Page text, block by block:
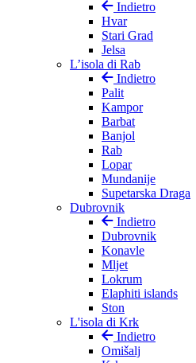
Indietro
Hvar
Stari Grad
Jelsa
L’isola di Rab
Indietro
Palit
Kampor
Barbat
Banjol
Rab
Lopar
Mundanije
Supetarska Draga
Dubrovnik
Indietro
Dubrovnik
Konavle
Mljet
Lokrum
Elaphiti islands
Ston
L'isola di Krk
Indietro
Omišalj